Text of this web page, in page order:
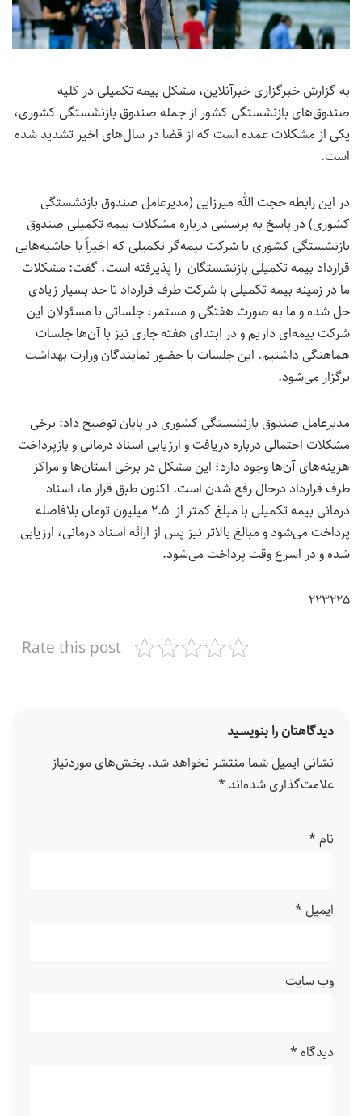
به گزارش خبرگزاری خبرآنلاین، مشکل بیمه تکمیلی در کلیه
صندوق‌های بازنشستگی کشور از جمله صندوق بازنشستگی کشوری،
یکی از مشکلات عمده است که از قضا در سال‌های اخیر تشدید شده
است.
در این رابطه حجت الله میرزایی (مدیرعامل صندوق بازنشستگی
کشوری) در پاسخ به پرسشی درباره مشکلات بیمه تکمیلی صندوق
بازنشستگی کشوری با شرکت بیمه‌گر تکمیلی که اخیراً با حاشیه‌هایی
قرارداد بیمه تکمیلی بازنشستگان را پذیرفته است، گفت: مشکلات
ما در زمینه بیمه تکمیلی با شرکت طرف قرارداد تا حد بسیار زیادی
حل شده و ما به صورت هفتگی و مستمر، جلساتی با مسئولان این
شرکت بیمه‌ای داریم و در ابتدای هفته جاری نیز با آن‌ها جلسات
هماهنگی داشتیم. این جلسات با حضور نمایندگان وزارت بهداشت
برگزار می‌شود.
مدیرعامل صندوق بازنشستگی کشوری در پایان توضیح داد: برخی
مشکلات احتمالی درباره دریافت و ارزیابی اسناد درمانی و بازپرداخت
هزینه‌های آن‌ها وجود دارد؛ این مشکل در برخی استان‌ها و مراکز
طرف قرارداد درحال رفع شدن است. اکنون طبق قرار ما، اسناد
درمانی بیمه تکمیلی با مبلغ کمتر از ۲.۵ میلیون تومان بلافاصله
پرداخت می‌شود و مبالغ بالاتر نیز پس از ارائه اسناد درمانی، ارزیابی
شده و در اسرع وقت پرداخت می‌شود.
۲۲۳۲۲۵
Rate this post
دیدگاهتان را بنویسید
نشانی ایمیل شما منتشر نخواهد شد. بخش‌های موردنیاز
علامت‌گذاری شده‌اند *
نام *
ایمیل *
وب‌ سایت
دیدگاه *